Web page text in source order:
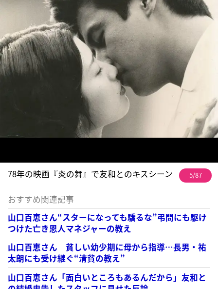
78年の映画『炎の舞』で友和とのキスシーン 5/87
おすすめ関連記事
山口百恵さん“スターになっても驕るな”弔問にも駆け
つけた亡き恩人マネジャーの教え
山口百恵さん 貧しい幼少期に母から指導…長男・祐
太朗にも受け継ぐ“清貧の教え”
山口百恵さん「面白いところもあるんだから」友和と